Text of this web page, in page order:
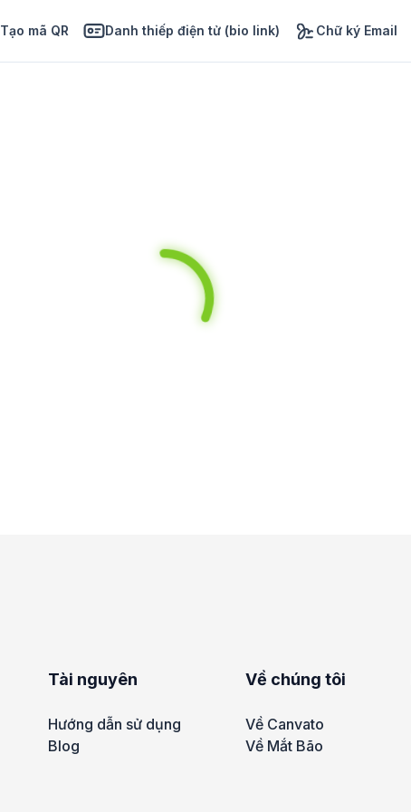
Tạo mã QR Danh thiếp điện tử (bio link) Chữ ký Email
Tài nguyên
Hướng dẫn sử dụng
Blog
Về chúng tôi
Về Canvato
Về Mắt Bão